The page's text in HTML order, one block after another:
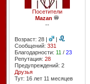
Посетители
Mazan
--
Возраст: 28 |
|
Сообщений: 331
Благодарности: 11 / 23
Репутация: 28
Предупреждений: 2
Друзья
Тут: 16 лет 11 месяцев